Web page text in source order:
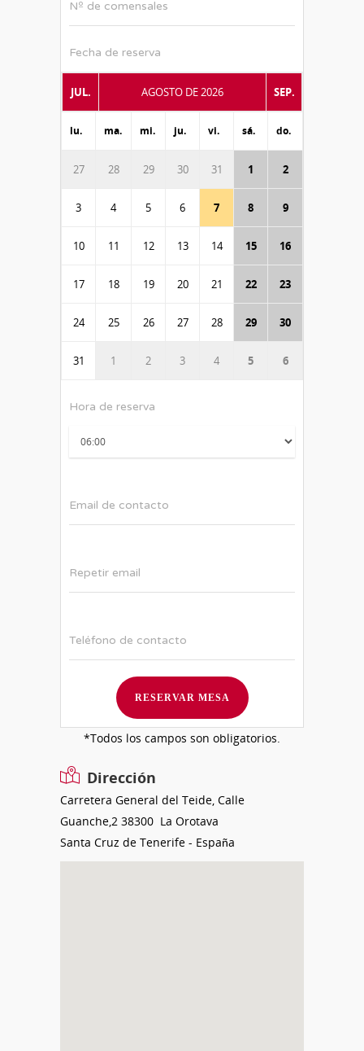
Nº de comensales
Fecha de reserva
JUL. AGOSTO DE 2026 SEP.
lu. ma. mi. ju. vi. sá. do.
27 28 29 30 31 1 2
3 4 5 6 7 8 9
10 11 12 13 14 15 16
17 18 19 20 21 22 23
24 25 26 27 28 29 30
31 1 2 3 4 5 6
Hora de reserva
Email de contacto
Repetir email
Teléfono de contacto
*Todos los campos son obligatorios.
Dirección
Carretera General del Teide, Calle
Guanche,2 38300 La Orotava
Santa Cruz de Tenerife - España